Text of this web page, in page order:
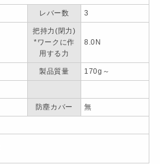
レバー数 3
把持力(閉力)
*ワークに作
用する力
8.0N
製品質量 170g～
防塵カバー 無